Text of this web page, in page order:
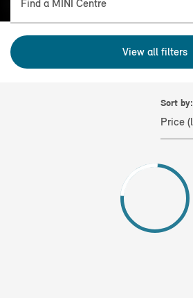
Find a MINI Centre
View all filters
Sort by: